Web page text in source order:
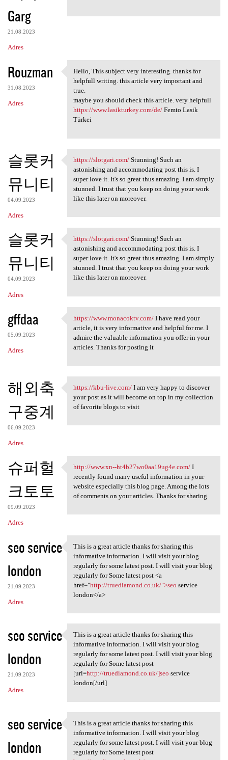
Garg
21.08.2023
Adres
Rouzman
31.08.2023
Adres
Hello, This subject very
Hello, This subject very interesting. thanks for
helpfull writing. this article very important and
true.
maybe you should check this article. very helpfull
https://www.lasikturkey.com/de/Femto Lasik
Türkei
슬롯커
뮤니티
04.09.2023
Adres
https://slotgari.com/
https://slotgari.com/Stunning! Such an
astonishing and accommodating post this is. I
super love it. It's so great thus amazing. I am simply
stunned. I trust that you keep on doing your work
like this later on moreover.
슬롯커
뮤니티
04.09.2023
Adres
https://slotgari.com/
https://slotgari.com/Stunning! Such an
astonishing and accommodating post this is. I
super love it. It's so great thus amazing. I am simply
stunned. I trust that you keep on doing your work
like this later on moreover.
gffdaa
05.09.2023
Adres
https://www.monacoktv.com/ I
https://www.monacoktv.com/I have read your
article, it is very informative and helpful for me. I
admire the valuable information you offer in your
articles. Thanks for posting it
해외축
구중계
06.09.2023
Adres
https://kbu-live.com/ I am
https://kbu-live.com/I am very happy to discover
your post as it will become on top in my collection
of favorite blogs to visit
슈퍼헐
크토토
09.09.2023
Adres
http://www.xn-
http://www.xn--ht4b27wo0aa19ug4e.com/I
recently found many useful information in your
website especially this blog page. Among the lots
of comments on your articles. Thanks for sharing
seo service
london
21.09.2023
Adres
This is a great article
This is a great article thanks for sharing this
informative information. I will visit your blog
regularly for some latest post. I will visit your blog
regularly for Some latest post <a
href="http://truediamond.co.uk/">seo service
london</a>
seo service
london
21.09.2023
Adres
This is a great article
This is a great article thanks for sharing this
informative information. I will visit your blog
regularly for some latest post. I will visit your blog
regularly for Some latest post
[url=http://truediamond.co.uk/]seo service
london[/url]
seo service
london
This is a great article
This is a great article thanks for sharing this
informative information. I will visit your blog
regularly for some latest post. I will visit your blog
regularly for Some latest post